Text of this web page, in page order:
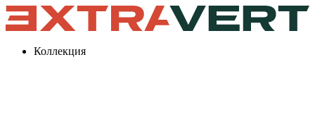
Коллекция